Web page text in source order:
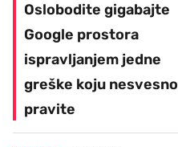
Oslobodite gigabajte
Google prostora
ispravljanjem jedne
greške koju nesvesno
pravite